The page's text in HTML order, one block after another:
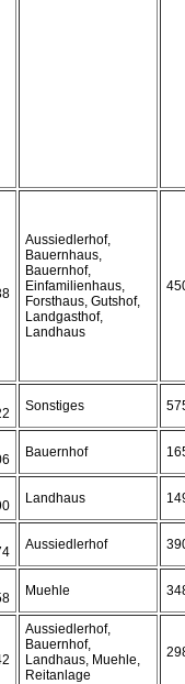
Aussiedlerhof,
Bauernhaus,
Bauernhof,
Einfamilienhaus,
Forsthaus, Gutshof,
Landgasthof,
Landhaus
Sonstiges
Bauernhof
Landhaus
Aussiedlerhof
Muehle
Aussiedlerhof,
Bauernhof,
Landhaus, Muehle,
Reitanlage